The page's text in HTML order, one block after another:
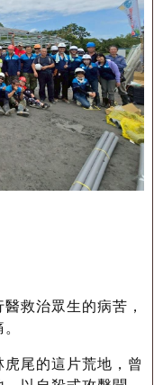
救治眾生的病苦，
尾的這片荒地，曾